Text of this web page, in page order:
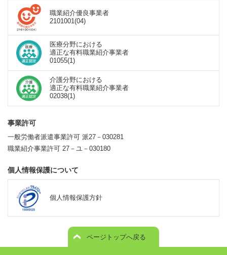
職業紹介優良事業者
2101001(04)
医療分野における
適正な有料職業紹介事業者
01055(1)
介護分野における
適正な有料職業紹介事業者
02038(1)
事業許可
一般労働者派遣事業許可 派27－030281
職業紹介事業許可 27－ユ－030180
個人情報保護について
個人情報保護方針
ページトップへ戻る